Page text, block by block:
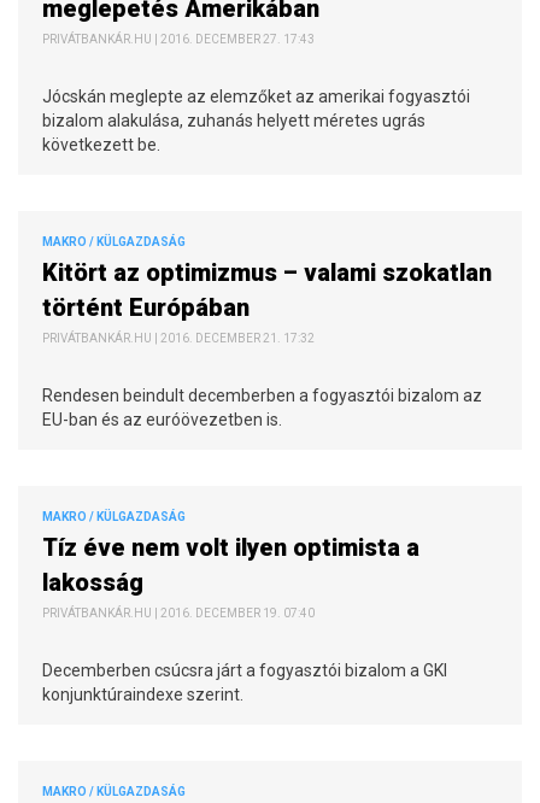
meglepetés Amerikában
PRIVÁTBANKÁR.HU | 2016. DECEMBER 27. 17:43
Jócskán meglepte az elemzőket az amerikai fogyasztói
bizalom alakulása, zuhanás helyett méretes ugrás
következett be.
MAKRO / KÜLGAZDASÁG
Kitört az optimizmus – valami szokatlan
történt Európában
PRIVÁTBANKÁR.HU | 2016. DECEMBER 21. 17:32
Rendesen beindult decemberben a fogyasztói bizalom az
EU-ban és az euróövezetben is.
MAKRO / KÜLGAZDASÁG
Tíz éve nem volt ilyen optimista a
lakosság
PRIVÁTBANKÁR.HU | 2016. DECEMBER 19. 07:40
Decemberben csúcsra járt a fogyasztói bizalom a GKI
konjunktúraindexe szerint.
MAKRO / KÜLGAZDASÁG